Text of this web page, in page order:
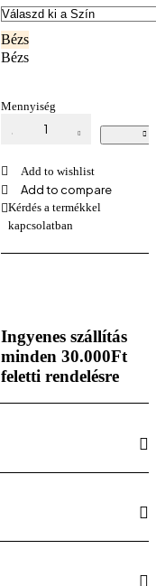
Bézs
Bézs
Mennyiség
méretű
rugalmas
leggings
több
színben
mennyiség
Add to wishlist
Add to compare
Kérdés a termékkel
kapcsolatban
Ingyenes szállítás
minden 30.000Ft
feletti rendelésre